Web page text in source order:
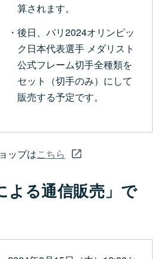
算されます。
後日、パリ2024オリンピッ
ク日本代表選手 メダリスト
公式フレーム切手全種類を
セット（切手のみ）にして
販売する予定です。
ップはこちら
よる通信販売」で